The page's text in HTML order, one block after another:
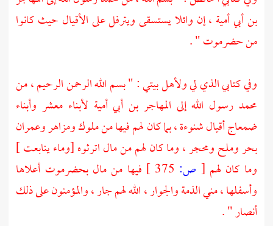
بن أبي أمية ، إن وائلايستسقى ويترفل على الأقيال حيث كانوا
منحضرموت" .
وفي كتابي الذي لي ولأهل بيتي : " بسم الله الرحمن الرحيم ، من
محمد رسول الله إلى المهاجر بن أبي أمية لأبناء معشر وأبناء
ضمعاج أقيال شنوءة ، بما كان لهم فيها من ملوك ومزاهر وعمران
بحر وملح ومحجر ، وما كان لهم من مال اترثوه [وماء ينابعت ]
وما كان لهم [ ص: فيها من مالبحضرموت أعلاها
وأسفلها ، مني الذمة والجوار ، الله لهم جار ، والمؤمنون على ذلك
أنصار " .